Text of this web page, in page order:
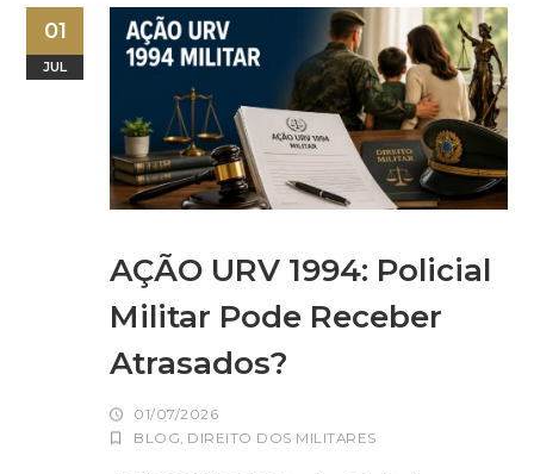
01
JUL
AÇÃO URV 1994: Policial
Militar Pode Receber
Atrasados?
01/07/2026
BLOG DIREITO DOS MILITARES